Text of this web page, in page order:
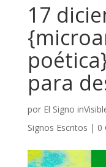
17
para
por El Signo
Signos Escritos | 0